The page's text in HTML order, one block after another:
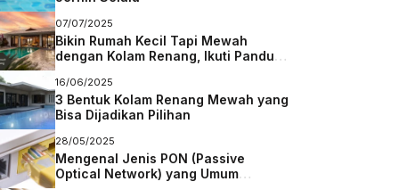
07/07/2025
Bikin Rumah Kecil Tapi Mewah
dengan Kolam Renang, Ikuti Panduan
16/06/2025
3 Bentuk Kolam Renang Mewah yang
Bisa Dijadikan Pilihan
28/05/2025
Mengenal Jenis PON (Passive
Optical Network) yang Umum